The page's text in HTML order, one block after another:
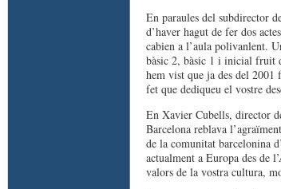
En paraules del subdirector
d’haver hagut de fer dos
cabien a l’aula polivanlent.
bàsic 2, bàsic 1 i inicial fruit
hem vist que ja des del
fet que dediqueu el vostre
En Xavier Cubells, director
Barcelona reblava
de la comunitat barcelonina
actualment a Europa des de
valors de la vostra cultura,